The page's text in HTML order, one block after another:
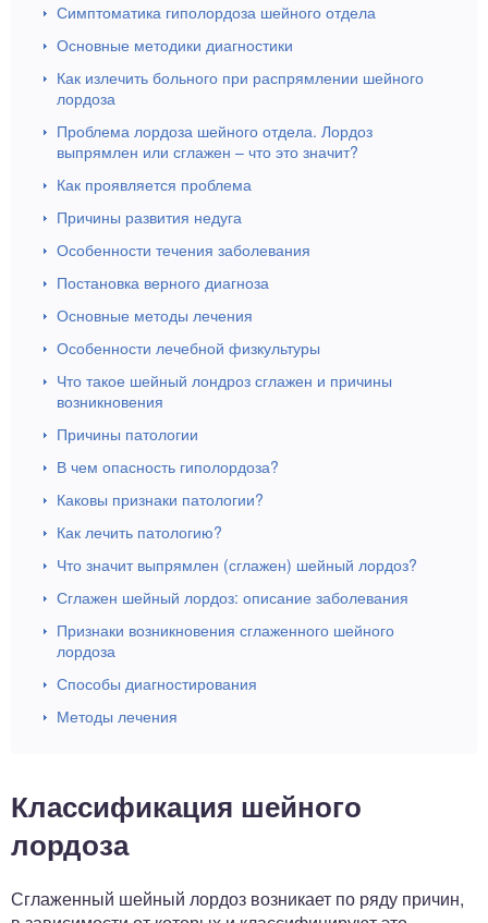
Симптоматика гиполордоза шейного отдела
Основные методики диагностики
Как излечить больного при распрямлении шейного
лордоза
Проблема лордоза шейного отдела. Лордоз
выпрямлен или сглажен – что это значит?
Как проявляется проблема
Причины развития недуга
Особенности течения заболевания
Постановка верного диагноза
Основные методы лечения
Особенности лечебной физкультуры
Что такое шейный лондроз сглажен и причины
возникновения
Причины патологии
В чем опасность гиполордоза?
Каковы признаки патологии?
Как лечить патологию?
Что значит выпрямлен (сглажен) шейный лордоз?
Сглажен шейный лордоз: описание заболевания
Признаки возникновения сглаженного шейного
лордоза
Способы диагностирования
Методы лечения
Классификация шейного
лордоза
Сглаженный шейный лордоз возникает по ряду причин,